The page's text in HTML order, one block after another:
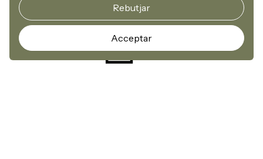
Rebutjar
Acceptar